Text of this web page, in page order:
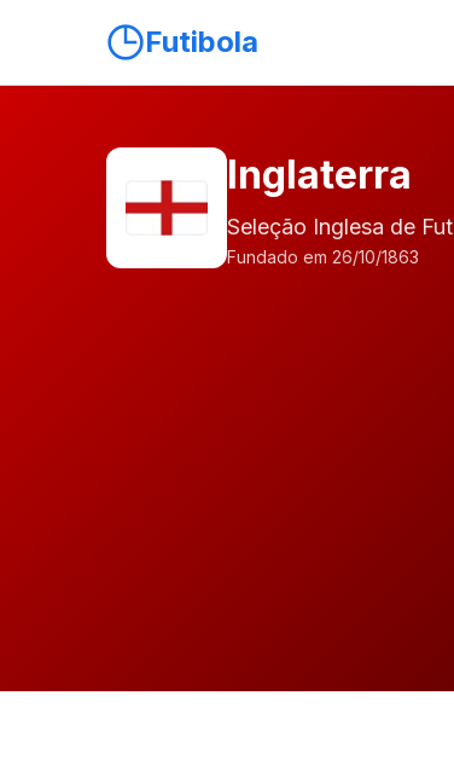
Futibola
Inglaterra
Seleção Inglesa de
Fundado em 26/10/1863